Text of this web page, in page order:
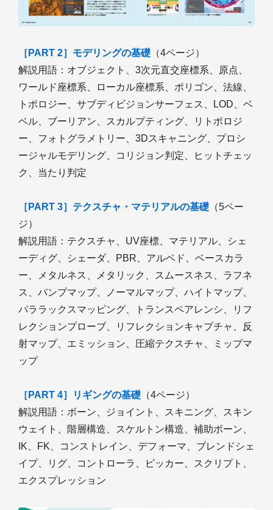
［PART 2］モデリングの基礎 （4ページ）
解説用語：オブジェクト、3次元直交座標系、原点、
ワールド座標系、ローカル座標系、ポリゴン、法線、
トポロジー、サブディビジョンサーフェス、LOD、ベ
ベル、ブーリアン、スカルプティング、リトポロジ
ー、フォトグラメトリー、3Dスキャニング、プロシ
ージャルモデリング、コリジョン判定、ヒットチェッ
ク、当たり判定
［PART 3］テクスチャ・マテリアルの基礎 （5ペー
ジ）
解説用語：テクスチャ、UV座標、マテリアル、シェ
ーディグ、シェーダ、PBR、アルベド、ベースカラ
ー、メタルネス、メタリック、スムースネス、ラフネ
ス、バンプマップ、ノーマルマップ、ハイトマップ、
パララックスマッピング、トランスペアレンシ、リフ
レクションプローブ、リフレクションキャプチャ、反
射マップ、エミッション、圧縮テクスチャ、ミップマ
ップ
［PART 4］リギングの基礎 （4ページ）
解説用語：ボーン、ジョイント、スキニング、スキン
ウェイト、階層構造、スケルトン構造、補助ボーン、
IK、FK、コンストレイン、デフォーマ、ブレンドシェ
イプ、リグ、コントローラ、ピッカー、スクリプト、
エクスプレッション